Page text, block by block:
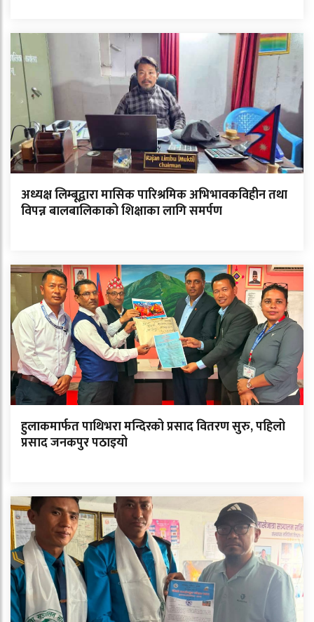
अध्यक्ष लिम्बूद्वारा मासिक पारिश्रमिक अभिभावकविहीन तथा
विपन्न बालबालिकाको शिक्षाका लागि समर्पण
हुलाकमार्फत पाथिभरा मन्दिरको प्रसाद वितरण सुरु, पहिलो
प्रसाद जनकपुर पठाइयो